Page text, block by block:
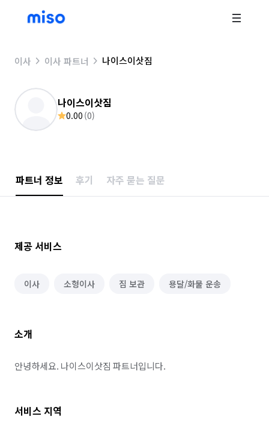
이사 이사 파트너 나이스이삿짐
나이스이삿짐
0.00 (0)
파트너 정보 후기 자주 묻는 질문
제공 서비스
이사 소형이사 짐 보관 용달/화물 운송
소개
안녕하세요. 나이스이삿짐 파트너입니다.
서비스 지역